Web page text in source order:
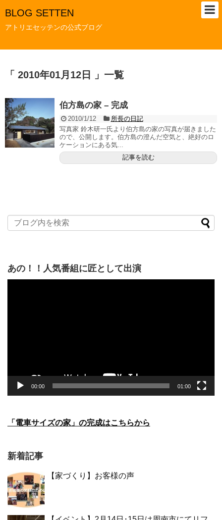
BLOG SETTEN
アトリエセッテンの公式ブログ
「 2010年01月12日 」一覧
伯方島の家 – 完成
2010/1/12
所長の日記
写真家 鈴木研一氏より伯方島の家の写真が届きました
ので、公開します。伯方島の澄んだ空気と、絶好のロ
ケーションにある気...
記事を読む
あの！！人気番組に匠として出演
00:00 01:00
「電車サイズの家」の完成はこちらから
新着記事
【家づくり】お客様の声